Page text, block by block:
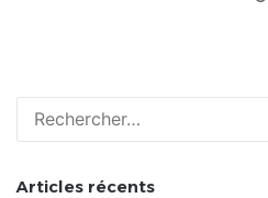
Articles récents